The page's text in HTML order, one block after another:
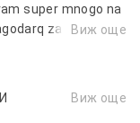
super mnogo na
za burzata
Виж още
Виж още